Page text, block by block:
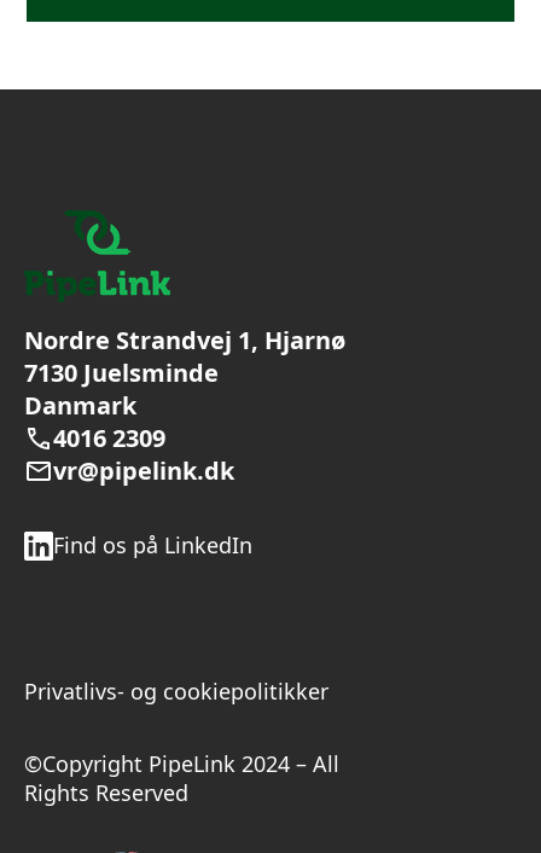
Nordre Strandvej 1, Hjarnø
7130 Juelsminde
Danmark
4016 2309
vr@pipelink.dk
Find os på LinkedIn
Privatlivs- og cookiepolitikker
©Copyright PipeLink 2024 – All
Rights Reserved